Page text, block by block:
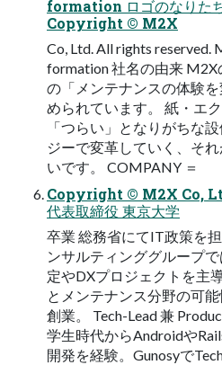
formation ロゴのなりた
Copyright © M2X
Co, Ltd. All rights reserved.
formation 社名の由来
の「メンテナンスの体験
められています。 紙・エ
「つらい」となりがちな
ジーで変革していく、そ
いです。 COMPANY ＝
Copyright © M2X Co,
代表取締役 東京大学
卒業 総務省にてIT政策を
ンサルティンググループ
定やDXプロジェクトを主
とメンテナンス分野の可
創業。 Tech-Lead 兼
学生時代からAndroidや
開発を経験。Gunosyで